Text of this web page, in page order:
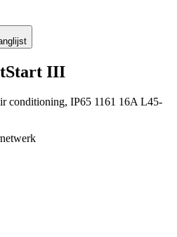
III
conditioning, IP65 1161 16A L45-